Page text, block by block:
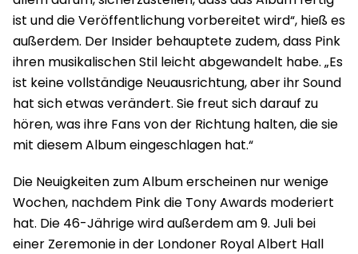
ist und die Veröffentlichung vorbereitet wird“, hieß es
außerdem. Der Insider behauptete zudem, dass Pink
ihren musikalischen Stil leicht abgewandelt habe. „Es
ist keine vollständige Neuausrichtung, aber ihr Sound
hat sich etwas verändert. Sie freut sich darauf zu
hören, was ihre Fans von der Richtung halten, die sie
mit diesem Album eingeschlagen hat.“
Die Neuigkeiten zum Album erscheinen nur wenige
Wochen, nachdem Pink die Tony Awards moderiert
hat. Die 46-Jährige wird außerdem am 9. Juli bei
einer Zeremonie in der Londoner Royal Albert Hall